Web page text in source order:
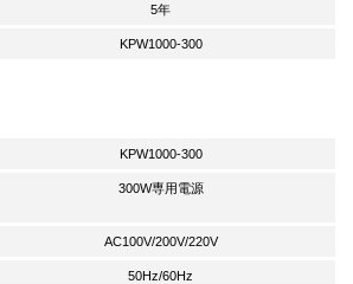
5年
KPW1000-300
KPW1000-300
300W専用電源
AC100V/200V/220V
50Hz/60Hz